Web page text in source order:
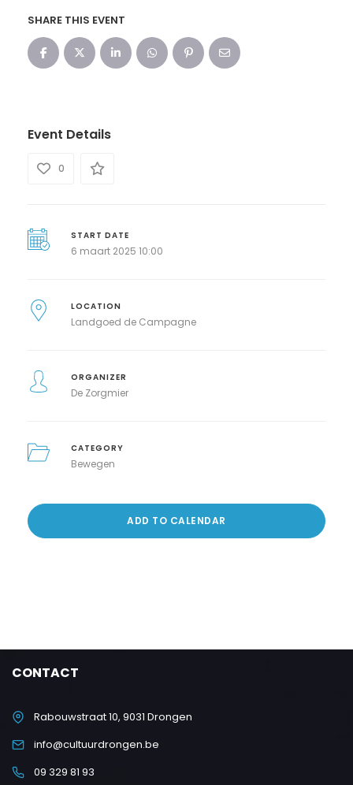
SHARE THIS EVENT
Event Details
0
START DATE
6 maart 2025 10:00
LOCATION
Landgoed de Campagne
ORGANIZER
De Zorgmier
CATEGORY
Bewegen
ADD TO CALENDAR
CONTACT
Rabouwstraat 10, 9031 Drongen
info@cultuurdrongen.be
09 329 81 93